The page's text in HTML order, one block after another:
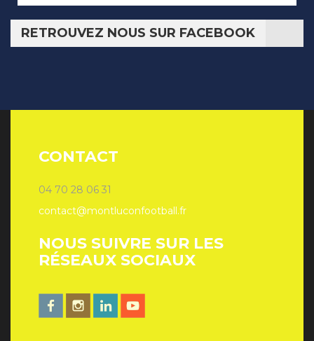
RETROUVEZ NOUS SUR FACEBOOK
CONTACT
04 70 28 06 31
contact@montluconfootball.fr
NOUS SUIVRE SUR LES
RÉSEAUX SOCIAUX